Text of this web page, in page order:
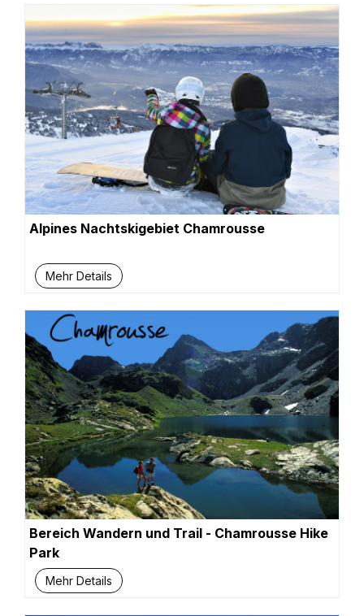
Alpines Nachtskigebiet Chamrousse
Mehr Details
Bereich Wandern und Trail - Chamrousse Hike
Park
Mehr Details